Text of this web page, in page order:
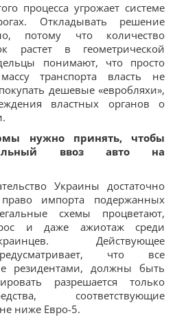
процесса угрожает системе
Откладывать решение
потому что количество
растет в геометрической
понимают, что просто
транспорта власть не
дешевые «евробляхи»,
властных органов о
нужно принять, чтобы
ввоз авто на
Украины достаточно
импорта подержанных
схемы процветают,
и даже ажиотаж среди
Действующее
что все
резидентами, должны быть
разрешается только
соответствующие
ниже Евро-5.